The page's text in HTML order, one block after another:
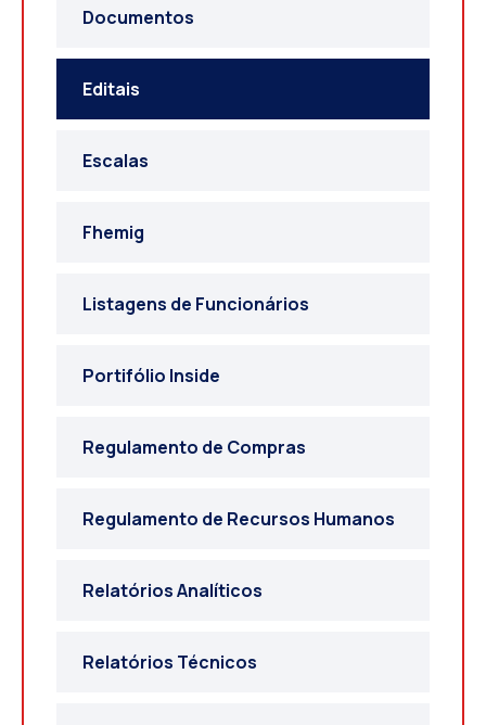
Documentos
Editais
Escalas
Fhemig
Listagens de Funcionários
Portifólio Inside
Regulamento de Compras
Regulamento de Recursos Humanos
Relatórios Analíticos
Relatórios Técnicos